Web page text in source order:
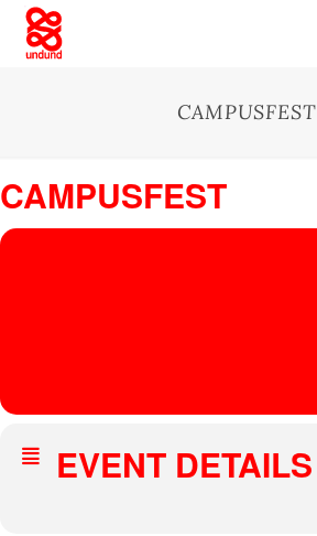
CAMPUSFEST
CAMPUSFEST
EVENT DETAILS